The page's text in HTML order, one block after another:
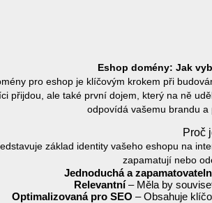
Eshop domény: Jak
pro eshop je klíčovým krokem při
přijdou, ale také první dojem, který na ně
odpovídá vašemu brandu a
Proč
základ identity vašeho eshopu na
zapamatují nebo
Jednoduchá a
Relevantní– Měla by
Optimalizovaná pro SEO – Obsahuje